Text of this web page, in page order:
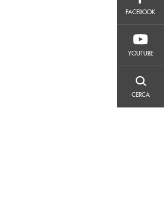
FACEBOOK
YOUTUBE
CERCA